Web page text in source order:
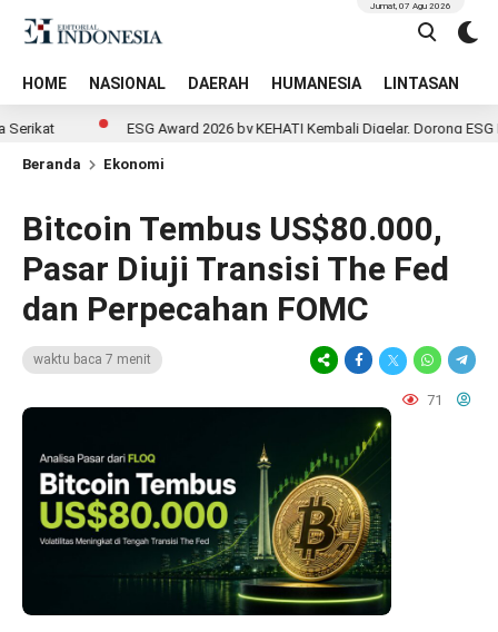
HOME NASIONAL DAERAH HUMANESIA LINTASAN
Jumat, 07 Agu 2026
ESG Award 2026 by KEHATI Kembali Digelar, Dorong ESG
Beranda Ekonomi
Bitcoin Tembus US$80.000,
Pasar Diuji Transisi The Fed
dan Perpecahan FOMC
waktu baca 7 menit
71